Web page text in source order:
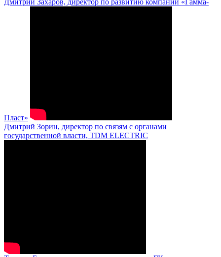
Дмитрий Захаров, директор по развитию компании «Гамма-
Пласт»
Дмитрий Зорин, директор по связям с органами
государственной власти, TDM ELECTRIC